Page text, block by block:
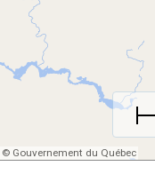
© Gouvernement du Québec